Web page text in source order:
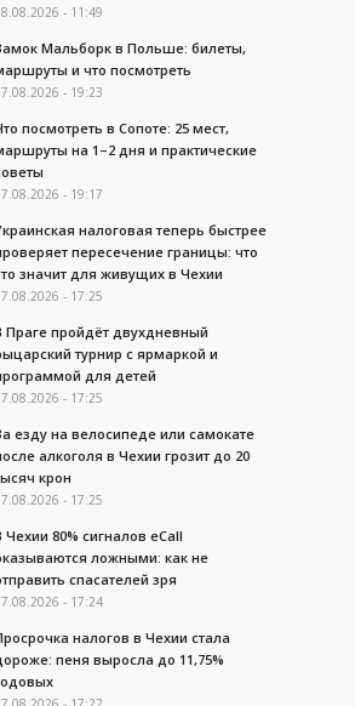
- 11:49
Мальборк в Польше: билеты,
и что посмотреть
- 19:23
посмотреть в Сопоте: 25 мест,
на 1–2 дня и практические
- 19:17
налоговая теперь быстрее
пересечение границы: что
значит для живущих в Чехии
- 17:25
Праге пройдёт двухдневный
турнир с ярмаркой и
для детей
- 17:25
езду на велосипеде или самокате
алкоголя в Чехии грозит до 20
крон
- 17:25
Чехии 80% сигналов eCall
ложными: как не
спасателей зря
- 17:24
налогов в Чехии стала
пеня выросла до 11,75%